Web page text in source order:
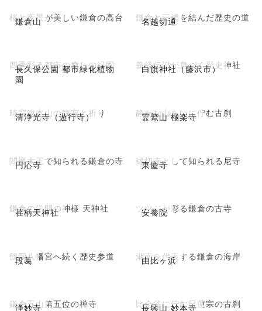
鎌倉山
桜と夜景が美しい鎌倉の高台 名越切通
鎌倉と三浦を結んだ歴史の道
長久保公園 都市緑化植物
園
四季彩る都市の癒しの緑園 白旗神社（藤沢市）
義経伝説が息づく歴史神社
清浄光寺（遊行寺）
時宗総本山の静寂と祈り 霊鷲山 極楽寺
静かな山あいに佇む古刹
円応寺
閻魔大王で知られる鎌倉の寺 東慶寺
縁切寺として知られる尼寺
荏柄天神社
鎌倉の学問の神様 天神社 安養院
ツツジが彩る鎌倉の古寺
段葛
鶴岡八幡宮へ続く歴史参道 由比ヶ浜
湘南を代表する鎌倉の海岸
浄妙寺
鎌倉五山第五位の禅寺 長興山 妙本寺
比企谷に佇む日蓮宗の古刹